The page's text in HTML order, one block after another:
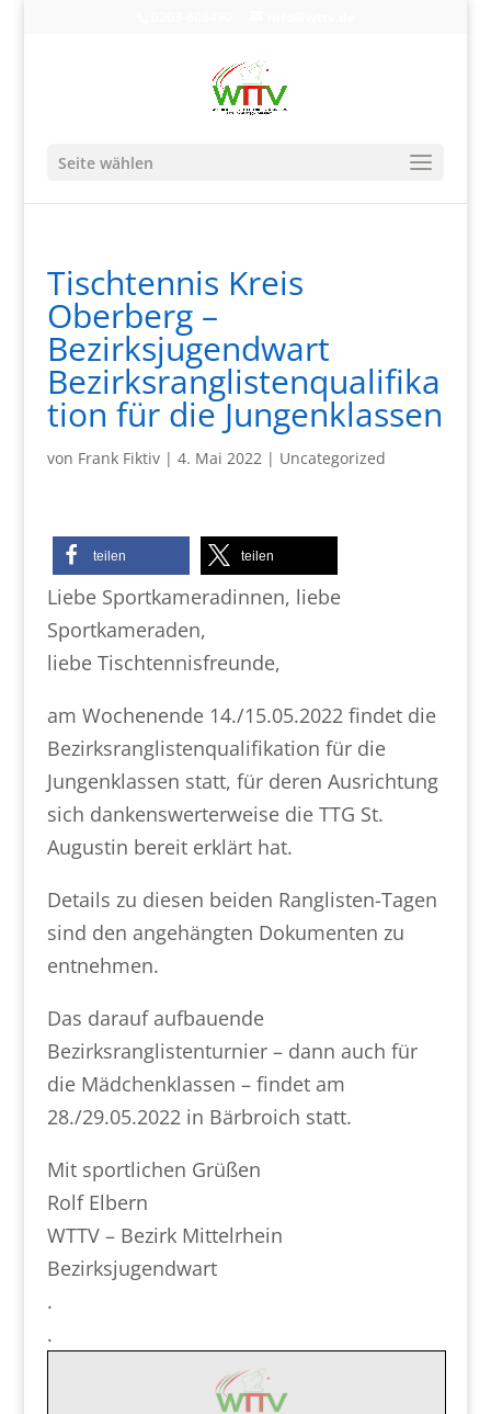
Seite wählen
Tischtennis Kreis
Oberberg –
Bezirksjugendwart
Bezirksranglistenqualifika
tion für die Jungenklassen
von Frank Fiktiv| 4. Mai 2022| Uncategorized
teilen teilen
Liebe Sportkameradinnen, liebe
Sportkameraden,
liebe Tischtennisfreunde,
am Wochenende 14./15.05.2022 findet die
Bezirksranglistenqualifikation für die
Jungenklassen statt, für deren Ausrichtung
sich dankenswerterweise die TTG St.
Augustin bereit erklärt hat.
Details zu diesen beiden Ranglisten-Tagen
sind den angehängten Dokumenten zu
entnehmen.
Das darauf aufbauende
Bezirksranglistenturnier – dann auch für
die Mädchenklassen – findet am
28./29.05.2022 in Bärbroich statt.
Mit sportlichen Grüßen
Rolf Elbern
WTTV – Bezirk Mittelrhein
Bezirksjugendwart
.
.